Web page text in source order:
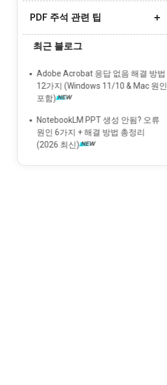
한글 PDF 변환 방법
한글 PDF 변환 오류 해결
딥시크 DeepSeek AI OCR 리뷰
여러 PDF 한번에 인쇄
PDF 소책자 양면 인쇄 하는 법
PDF 주석 관련 팁
PDF에 주석/댓글 추가
PDF에 메모 추가
PDF 형광펜 안될 때 해결법
PDF 서명 넣기 방법
최근 블로그
Adobe Acrobat 응답 없음 해결 방법
12가지 (Windows 11/10 & Mac 원인
포함)
NotebookLM PPT 생성 안됨? 오류
원인 6가지 + 해결 방법 총정리
(2026 최신)